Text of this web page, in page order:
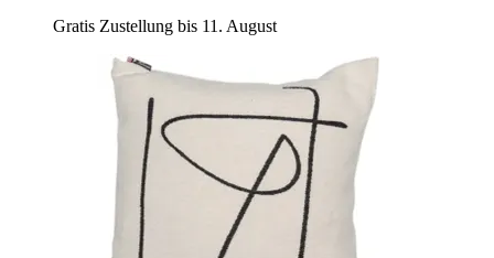
Gratis Zustellung bis 11. August